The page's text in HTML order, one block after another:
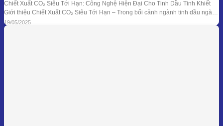
Chiết Xuất CO₂ Siêu Tới Hạn: Công Nghệ Hiện Đại Cho Tinh Dầu Tinh Khiết
Giới thiệu Chiết Xuất CO₂ Siêu Tới Hạn – Trong bối cảnh ngành tinh dầu ngày
càng đồi hỏi cao về độ tinh khiết, tính an toàn và hiệu quả sinh học, phương
pháp chiết xuất bằng CO₂ siêu tới
19/05/2025